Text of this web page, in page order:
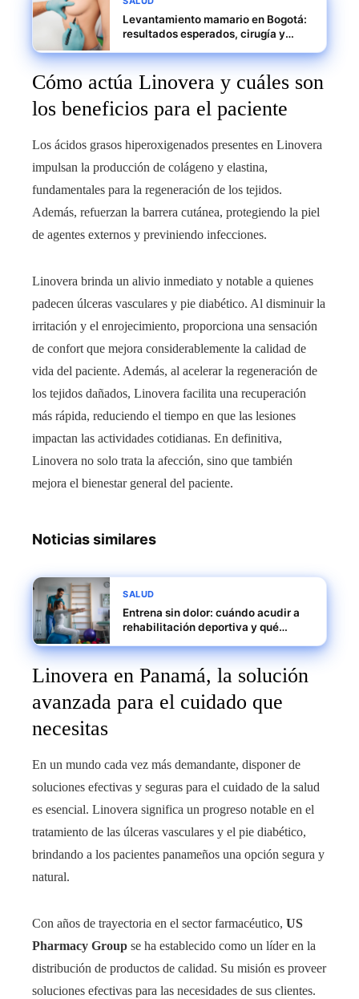
Levantamiento mamario en Bogotá:
resultados esperados, cirugía y
Cómo actúa Linovera y cuáles son
los beneficios para el paciente
Los ácidos grasos hiperoxigenados presentes en Linovera
impulsan la producción de colágeno y elastina,
fundamentales para la regeneración de los tejidos.
Además, refuerzan la barrera cutánea, protegiendo la piel
de agentes externos y previniendo infecciones.
Linovera brinda un alivio inmediato y notable a quienes
padecen úlceras vasculares y pie diabético. Al disminuir la
irritación y el enrojecimiento, proporciona una sensación
de confort que mejora considerablemente la calidad de
vida del paciente. Además, al acelerar la regeneración de
los tejidos dañados, Linovera facilita una recuperación
más rápida, reduciendo el tiempo en que las lesiones
impactan las actividades cotidianas. En definitiva,
Linovera no solo trata la afección, sino que también
mejora el bienestar general del paciente.
Noticias similares
SALUD
Entrena sin dolor: cuándo acudir a
rehabilitación deportiva y qué
Linovera en Panamá, la solución
avanzada para el cuidado que
necesitas
En un mundo cada vez más demandante, disponer de
soluciones efectivas y seguras para el cuidado de la salud
es esencial. Linovera significa un progreso notable en el
tratamiento de las úlceras vasculares y el pie diabético,
brindando a los pacientes panameños una opción segura y
natural.
Con años de trayectoria en el sector farmacéutico, US
Pharmacy Group se ha establecido como un líder en la
distribución de productos de calidad. Su misión es proveer
soluciones efectivas para las necesidades de sus clientes.